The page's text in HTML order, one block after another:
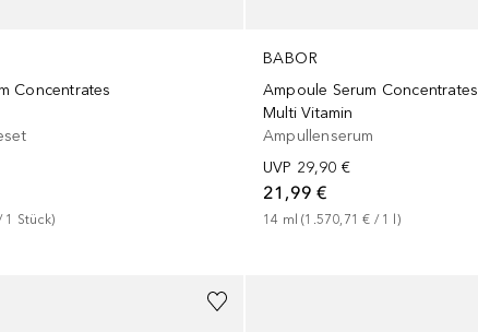
Concentrates
1 Stück)
BABOR
Ampoule Serum Concentrates
Multi Vitamin
Ampullenserum
UVP 29,90 €
21,99 €
14 ml (1.570,71 € / 1 )